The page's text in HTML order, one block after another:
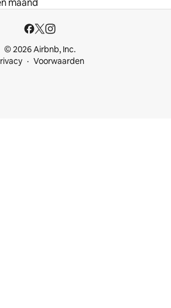
maand
© 2026 Airbnb, Inc.
Voorwaarden